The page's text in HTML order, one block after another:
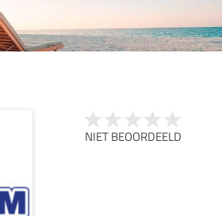
NIET BEOORDEELD